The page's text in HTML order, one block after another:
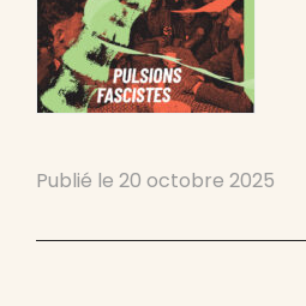
Publié le 20 octobre 2025